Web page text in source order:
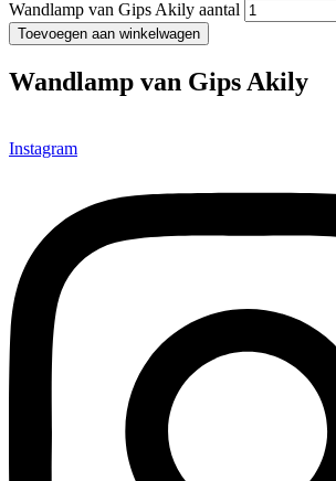
Wandlamp van Gips Akily aantal
Toevoegen aan winkelwagen
Wandlamp van Gips Akily
Instagram